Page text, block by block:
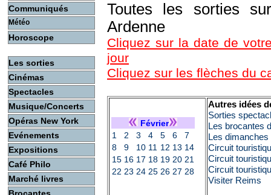
Communiqués
Météo
Horoscope
Les sorties
Cinémas
Spectacles
Musique/Concerts
Opéras New York
Evénements
Expositions
Café Philo
Marché livres
Toutes les sorties
Ardenne
Cliquez sur la date de
jour
Cliquez sur les flèches du
Février
1
2 3 4 5 6
7
8
9 10 11 12 13 14
15 16 17 18 19 20 21
22 23 24 25 26 27 28
Autres idées
Sorties
Les brocantes
Les dimanches
Circuit
Circuit
Circuit
Visiter Reims